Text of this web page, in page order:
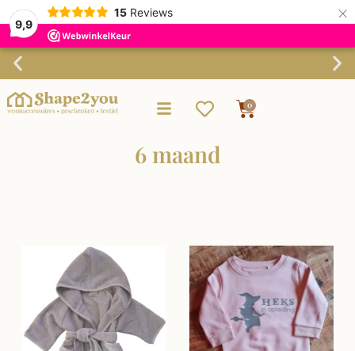
9,9
15 Reviews ×
Gratis verzending vanaf €75,-
0
6 maand